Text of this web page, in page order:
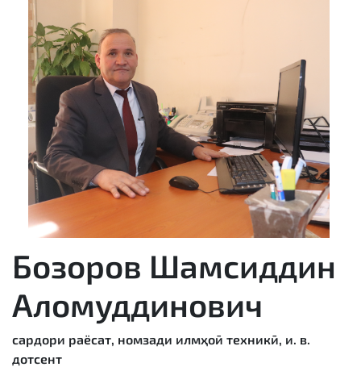
Бозоров Шамсиддин
Аломуддинович
сардори раёсат, номзади илмҳоӣ техникӣ, и. в.
дотсент